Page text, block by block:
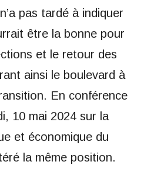
pas tardé à indiquer
être la bonne pour
et le retour des
ainsi le boulevard à
En conférence
10 mai 2024 sur la
et économique du
la même position.